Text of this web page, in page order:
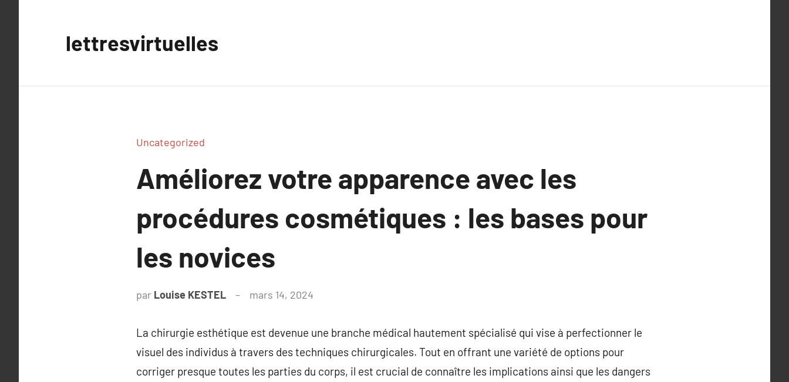
lettresvirtuelles
Uncategorized
Améliorez votre apparence avec les
procédures cosmétiques : les bases pour
les novices
par Louise KESTEL mars 14, 2024
La chirurgie esthétique est devenue une branche médical hautement spécialisé qui vise à perfectionner le
visuel des individus à travers des techniques chirurgicales. Tout en offrant une variété de options pour
corriger presque toutes les parties du corps, il est crucial de connaître les implications ainsi que les dangers